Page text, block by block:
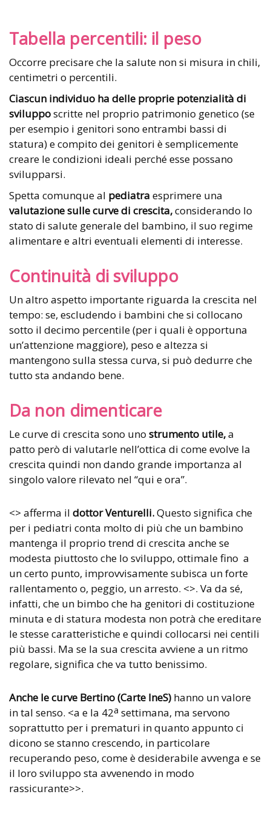
Tabella percentili: il peso
Occorre precisare che la salute non si misura in chili,
centimetri o percentili.
Ciascun individuo ha delle proprie potenzialità di
svilupposcritte nel proprio patrimonio genetico (se
per esempio i genitori sono entrambi bassi di
statura) e compito dei genitori è semplicemente
creare le condizioni ideali perché esse possano
svilupparsi.
Spetta comunque al pediatra esprimere una
valutazione sulle curve di crescita,considerando lo
stato di salute generale del bambino, il suo regime
alimentare e altri eventuali elementi di interesse.
Continuità di sviluppo
Un altro aspetto importante riguarda la crescita nel
tempo: se, escludendo i bambini che si collocano
sotto il decimo percentile (per i quali è opportuna
un’attenzione maggiore), peso e altezza si
mantengono sulla stessa curva, si può dedurre che
tutto sta andando bene.
Da non dimenticare
Le curve di crescita sono uno strumento utile,a
patto però di valutarle nell’ottica di come evolve la
crescita quindi non dando grande importanza al
singolo valore rilevato nel “qui e ora”.
<> afferma il dottor Venturelli.Questo significa che
per i pediatri conta molto di più che un bambino
mantenga il proprio trend di crescita anche se
modesta piuttosto che lo sviluppo, ottimale fino a
un certo punto, improvvisamente subisca un forte
rallentamento o, peggio, un arresto. <>. Va da sé,
infatti, che un bimbo che ha genitori di costituzione
minuta e di statura modesta non potrà che ereditare
le stesse caratteristiche e quindi collocarsi nei centili
più bassi. Ma se la sua crescita avviene a un ritmo
regolare, significa che va tutto benissimo.
Anche le curve Bertino (Carte IneS) hanno un valore
in tal senso. <a e la 42a settimana, ma servono
soprattutto per i prematuri in quanto appunto ci
dicono se stanno crescendo, in particolare
recuperando peso, come è desiderabile avvenga e se
il loro sviluppo sta avvenendo in modo
rassicurante>>.